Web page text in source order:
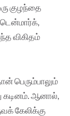
குழந்தை
டென்மார்க்,
விகிதம்
பெரும்பாலும்
கடினம். ஆனால்,
கேலிக்கு